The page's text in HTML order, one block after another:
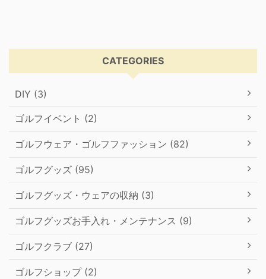
CATEGORIES
DIY (3)
ゴルフイベント (2)
ゴルフウェア・ゴルフファッション (82)
ゴルフグッズ (95)
ゴルフグッズ・ウェアの収納 (3)
ゴルフグッズお手入れ・メンテナンス (9)
ゴルフクラブ (27)
ゴルフショップ (2)